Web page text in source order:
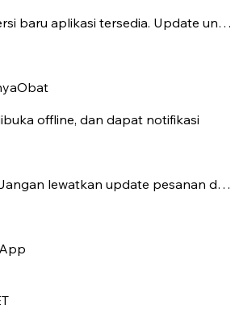
baru aplikasi tersedia. Update untuk fitur terbaru.
offline, dan dapat notifikasi
lewatkan update pesanan dan chat dokter.